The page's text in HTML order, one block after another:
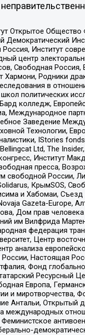
Открытое
Институт
центр
Свободная Россия,
Родники
в
политических
колледж,
Заведение
Технологии,
IStories
Ltd, The
Институт
пресса,
России,
КрымSOS,
и Хабомаи,
Gazeta-Europe,
Дом прав
им Вилфрида
федерация
Центр
анализа
Настоящая
Фонд
Ресурсный
Европа,
и миротворчества,
Антальи,
международных